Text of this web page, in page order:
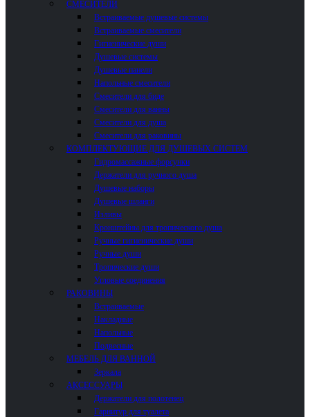
СМЕСИТЕЛИ
Встраиваемые душевые системы
Встраиваемые смесители
Гигиенические души
Душевые системы
Душевые панели
Напольные смесители
Смесители для биде
Смесители для ванны
Смесители для душа
Смесители для раковины
КОМПЛЕКТУЮЩИЕ ДЛЯ ДУШЕВЫХ СИСТЕМ
Гидромассажные форсунки
Держатели для ручного душа
Душевые наборы
Душевые шланги
Изливы
Кронштейны для тропического душа
Ручные гигиенические души
Ручные души
Тропические души
Угловые соединения
РАКОВИНЫ
Встраиваемые
Накладные
Напольные
Подвесные
МЕБЕЛЬ ДЛЯ ВАННОЙ
Зеркала
АКСЕССУАРЫ
Держатели для полотенец
Гарнитур для туалета